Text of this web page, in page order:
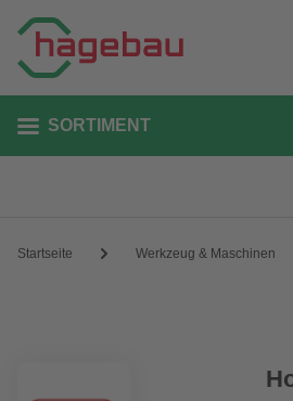
SORTIMENT
Startseite Werkzeug & Maschinen